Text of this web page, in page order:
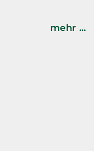
mehr …